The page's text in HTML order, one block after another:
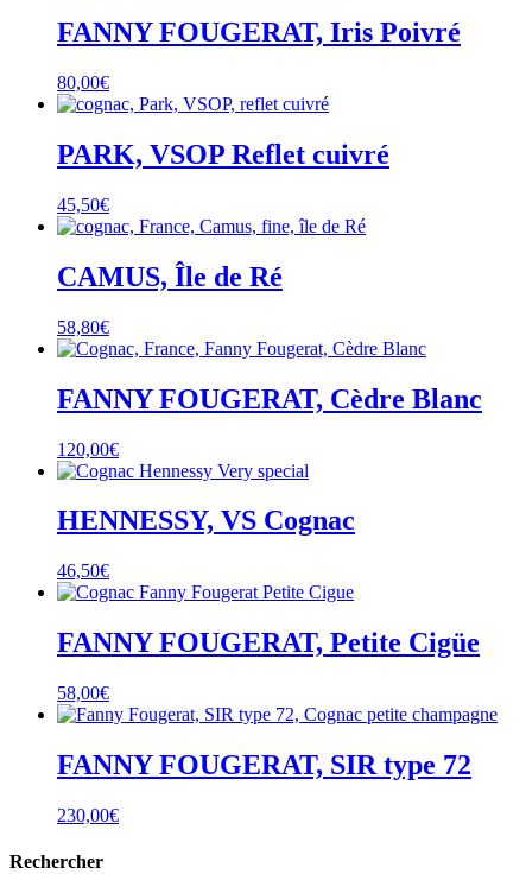
FANNY FOUGERAT, Iris Poivré
80,00€
PARK, VSOP Reflet cuivré
45,50€
CAMUS, Île de Ré
58,80€
FANNY FOUGERAT, Cèdre Blanc
120,00€
HENNESSY, VS Cognac
46,50€
FANNY FOUGERAT, Petite Cigüe
58,00€
FANNY FOUGERAT, SIR type 72
230,00€
Rechercher